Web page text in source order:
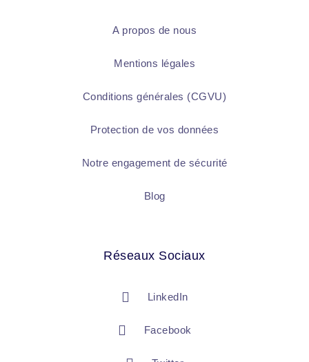
A propos de nous
Mentions légales
Conditions générales (CGVU)
Protection de vos données
Notre engagement de sécurité
Blog
Réseaux Sociaux
LinkedIn
Facebook